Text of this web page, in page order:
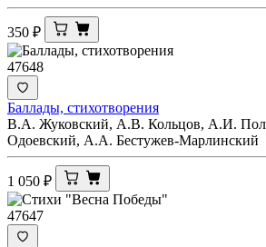
350 ₽
47648
Баллады, стихотворения
В.А. Жуковский, А.В. Кольцов, А.И.
Одоевский, А.А. Бестужев-Марлинский
1 050 ₽
47647